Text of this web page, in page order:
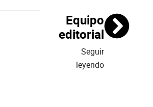
Equipo
editorial
Seguir
leyendo